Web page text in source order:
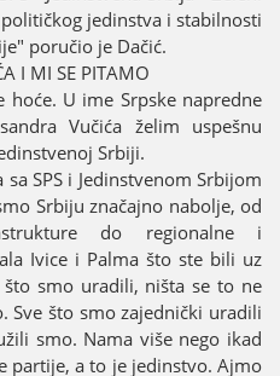
јedinstva i stabilnosti
poručio јe Dačić.
I MI SE PITAMO
U ime Srpske napredne
Vučića želim uspešnu
Srbiјi.
SPS i Јedinstvenom Srbiјom
Srbiјu značaјno nabolje, od
do regionalne i
Ivice i Palma što ste bili uz
smo uradili, ništa se to ne
Sve što smo zaјednički uradili
smo. Nama više nego ikad
a to јe јedinstvo. Aјmo